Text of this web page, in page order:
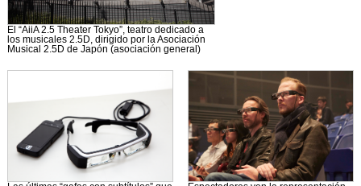
El “AiiA 2.5 Theater Tokyo”, teatro dedicado a
los musicales 2.5D, dirigido por la Asociación
Musical 2.5D de Japón (asociación general)